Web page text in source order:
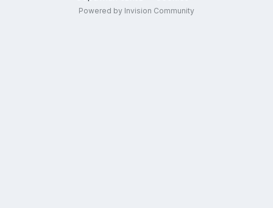
Powered by Invision Community